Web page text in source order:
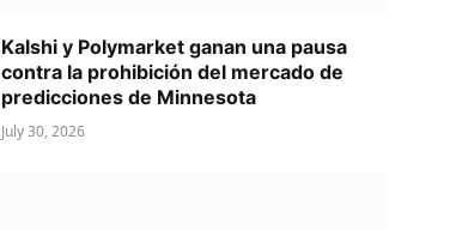
Kalshi y Polymarket ganan una pausa
contra la prohibición del mercado de
predicciones de Minnesota
July 30, 2026